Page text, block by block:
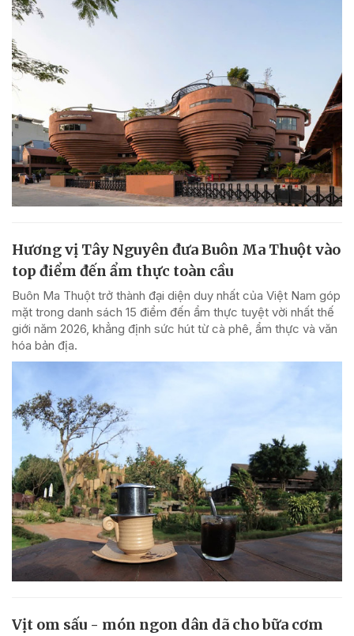
Hương vị Tây Nguyên đưa Buôn Ma Thuột vào
top điểm đến ẩm thực toàn cầu
Buôn Ma Thuột trở thành đại diện duy nhất của Việt Nam góp
mặt trong danh sách 15 điểm đến ẩm thực tuyệt vời nhất thế
giới năm 2026, khẳng định sức hút từ cà phê, ẩm thực và văn
hóa bản địa.
Vịt om sấu - món ngon dân dã cho bữa cơm